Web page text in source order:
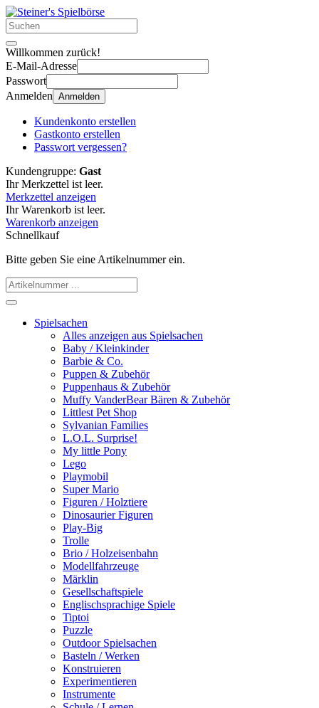
Willkommen zurück!
E-Mail-Adresse
Passwort
Anmelden Anmelden
Kundenkonto erstellen
Gastkonto erstellen
Passwort vergessen?
Kundengruppe: Gast
Ihr Merkzettel ist leer.
Merkzettel anzeigen
Ihr Warenkorb ist leer.
Warenkorb anzeigen
Schnellkauf
Bitte geben Sie eine Artikelnummer ein.
Spielsachen
Alles anzeigen aus Spielsachen
Baby / Kleinkinder
Barbie & Co.
Puppen & Zubehör
Puppenhaus & Zubehör
Muffy VanderBear Bären & Zubehör
Littlest Pet Shop
Sylvanian Families
L.O.L. Surprise!
My little Pony
Lego
Playmobil
Super Mario
Figuren / Holztiere
Dinosaurier Figuren
Play-Big
Trolle
Brio / Holzeisenbahn
Modellfahrzeuge
Märklin
Gesellschaftspiele
Englischsprachige Spiele
Tiptoi
Puzzle
Outdoor Spielsachen
Basteln / Werken
Konstruieren
Experimentieren
Instrumente